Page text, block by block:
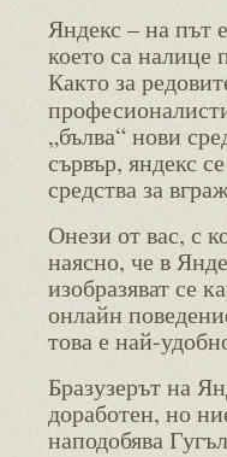
Яндекс – на път
което са налице
Както за
„бълва“ нови
сървър, яндекс
средства за
Онези от вас, с
наясно, че в
изобразяват се
онлайн
това е най-
Бразузерът на
доработен, но
наподобява